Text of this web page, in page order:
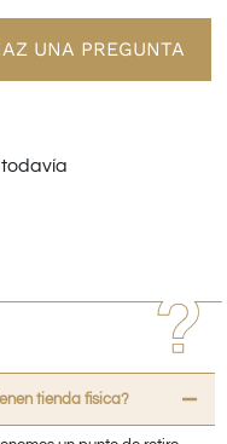
UNA PREGUNTA
tienda fisica?